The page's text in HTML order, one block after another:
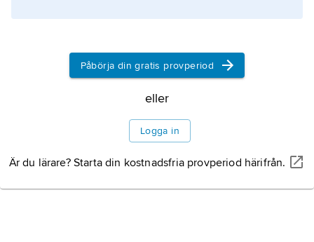
Påbörja din gratis provperiod
eller
Logga in
Är du lärare? Starta din kostnadsfria provperiod härifrån.